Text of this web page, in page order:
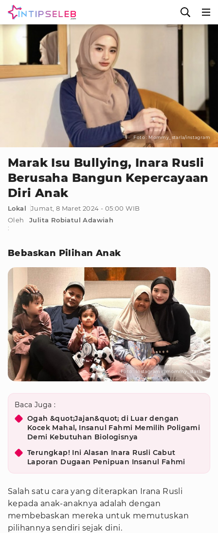
Foto : Mommy_starla/instagram
Marak Isu Bullying, Inara Rusli
Berusaha Bangun Kepercayaan
Diri Anak
Lokal
Jumat, 8 Maret 2024 - 05:00 WIB
Oleh
:
Julita Robiatul Adawiah
Bebaskan Pilihan Anak
Foto : Instagram @mommy_starla
Baca Juga :
Ogah &quot;Jajan&quot; di Luar dengan
Kocek Mahal, Insanul Fahmi Memilih Poligami
Demi Kebutuhan Biologisnya
Terungkap! Ini Alasan Inara Rusli Cabut
Laporan Dugaan Penipuan Insanul Fahmi
Salah satu cara yang diterapkan Irana Rusli
kepada anak-anaknya adalah dengan
membebaskan mereka untuk memutuskan
pilihannya sendiri sejak dini.